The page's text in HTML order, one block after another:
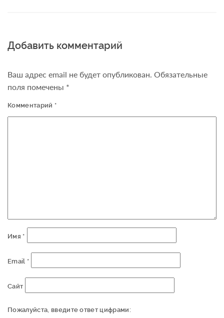
Добавить комментарий
Ваш адрес email не будет опубликован. Обязательные
поля помечены *
Комментарий *
Имя *
Email *
Сайт
Пожалуйста, введите ответ цифрами: